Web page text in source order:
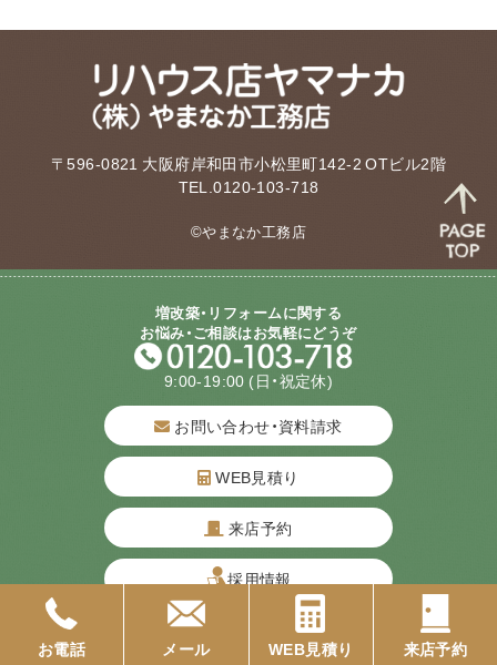
〒596-0821 大阪府岸和田市小松里町142-2 OTビル2階
TEL.0120-103-718
©やまなか工務店
増改築・リフォームに関する
お悩み・ご相談はお気軽にどうぞ
9:00-19:00 (日・祝定休)
お問い合わせ・資料請求
WEB見積り
来店予約
採用情報
お電話 メール WEB見積り 来店予約